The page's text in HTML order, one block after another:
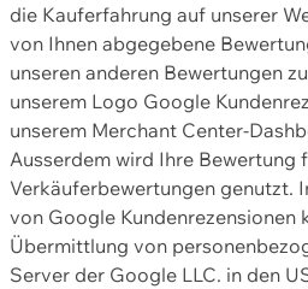
die Kauferfahrung auf unserer
von Ihnen abgegebene
unseren anderen Bewertungen
unserem Logo Google
unserem Merchant Center-
Ausserdem wird Ihre Bewertung
Verkäuferbewertungen genutzt.
von Google Kundenrezensionen
Übermittlung von
Server der Google LLC. in den